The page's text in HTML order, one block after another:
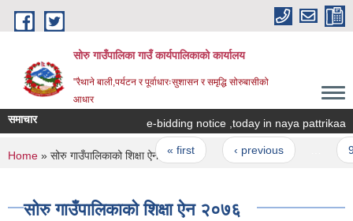
Skip to main content
सोरु गाउँपालिका गाउँ कार्यपालिकाको कार्यालय
"रैथाने बाली,पर्यटन र पूर्वाधारःसुशासन र समृद्धि सोरुबासीको
आधार
समाचार e-bidding notice ,today in naya pattrikaa
Pages
« first ‹ previous
You are here
Home » सोरु गाउँपालिकाको शिक्षा ऐन २०७६
सोरु गाउँपालिकाको शिक्षा ऐन २०७६